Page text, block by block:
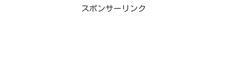
スポンサーリンク